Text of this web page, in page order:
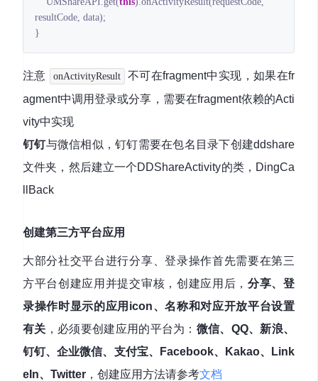
resultCode, data);
}
注意 onActivityResult
不可在fragment中实现，如果在fr
agment中调用登录或分享，需要在fragment依赖的Acti
vity中实现
钉钉与微信相似，钉钉需要在包名目录下创建ddshare
文件夹，然后建立一个DDShareActivity的类，DingCa
llBack
创建第三方平台应用
大部分社交平台进行分享、登录操作首先需要在第三
方平台创建应用并提交审核，创建应用后， 分享、登
录操作时显示的应用icon、名称和对应开放平台设置
有关 ，必须要创建应用的平台为： 微信、QQ、新浪、
钉钉、企业微信、支付宝、Facebook、Kakao、Link
eIn、Twitter ，创建应用方法请参考文档